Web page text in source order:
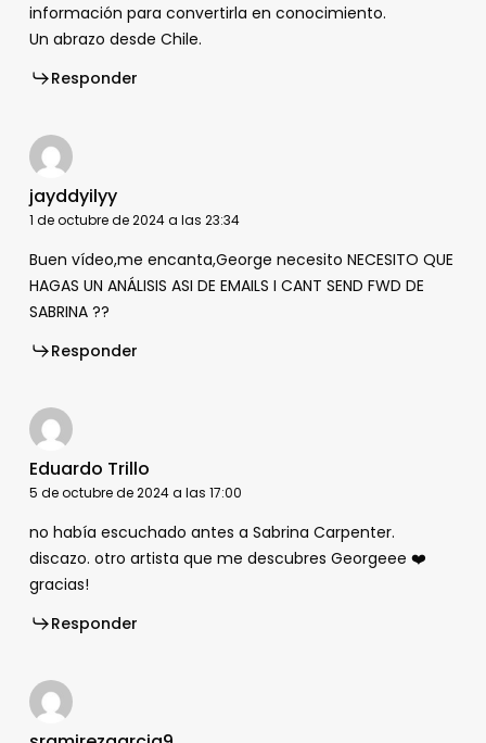
información para convertirla en conocimiento.
Un abrazo desde Chile.
Responder
jayddyilyy
1 de octubre de 2024 a las 23:34
Buen vídeo,me encanta,George necesito NECESITO QUE
HAGAS UN ANÁLISIS ASI DE EMAILS I CANT SEND FWD DE
SABRINA ??
Responder
Eduardo Trillo
5 de octubre de 2024 a las 17:00
no había escuchado antes a Sabrina Carpenter.
discazo. otro artista que me descubres Georgeee ❤️
gracias!
Responder